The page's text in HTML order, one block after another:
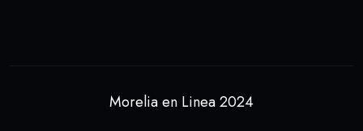
Morelia en Linea 2024